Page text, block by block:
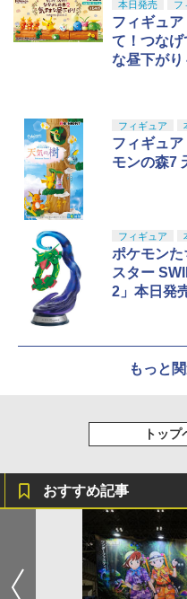
本日発売 フ
フィギュ
て！つなげ
な昼下が
フィギュア
フィギュ
モンの森7
フィギュア
ポケモン
スター
2」本日発
もっと
トッ
おすすめ記事